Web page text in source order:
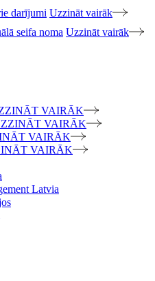
darījumi Uzzināt vairāk
seifa noma Uzzināt vairāk
VAIRĀK
VAIRĀK
VAIRĀK
VAIRĀK
Latvia